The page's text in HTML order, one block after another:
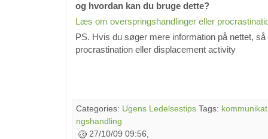
og hvordan kan du bruge dette?
Læs om overspringshandlinger eller
PS. Hvis du søger mere information på nettet,
procrastination eller displacement activity
Categories: Ugens Ledelsestips Tags:
ngshandling
27/10/09 09:56,